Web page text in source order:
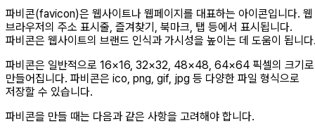
파비콘(favicon)은 웹사이트나 웹페이지를 대표하는 아이콘입니다. 웹
브라우저의 주소 표시줄, 즐겨찾기, 북마크, 탭 등에서 표시됩니다.
파비콘은 웹사이트의 브랜드 인식과 가시성을 높이는 데 도움이 됩니
파비콘은 일반적으로 16×16, 32×32, 48×48, 64×64 픽셀의 크기로
만들어집니다. 파비콘은 ico, png, gif, jpg 등 다양한 파일 형식으로
저장할 수 있습니다.
파비콘을 만들 때는 다음과 같은 사항을 고려해야 합니다.